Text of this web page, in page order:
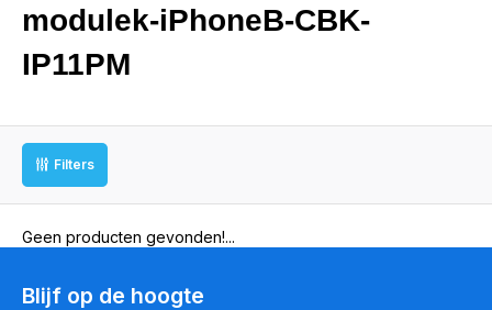
modulek-iPhoneB-CBK-
IP11PM
Filters
Geen producten gevonden!...
Blijf op de hoogte